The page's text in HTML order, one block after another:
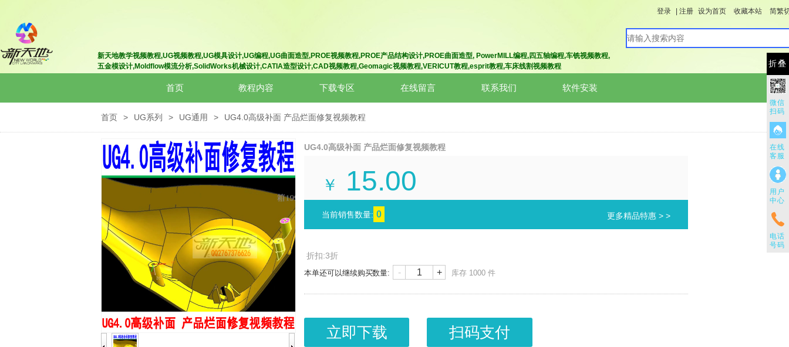
折叠
微信
扫码
在线
客服
用户
中心
电话
号码
新天地教学视频教程,UG视频教程,UG模具设计,UG编程,UG曲面造型,PROE视频教程,PROE产品结构设计,PROE曲面造型, PowerMILL编程,四五轴编程,车铣视频教程,
五金模设计,Moldflow模流分析,SolidWorks机械设计,CATIA造型设计,CAD视频教程,Geomagic视频教程,VERICUT教程,esprit教程,车床线割视频教程
登录 注册 设为首页 收藏本站 简繁
首页 教程内容 下载专区 在线留言 联系我们 软件安装
首页 > UG系列 > UG通用 > UG4.0高级补面 产品烂面修复视频教程
UG4.0高级补面 产品烂面修复视频教程
￥ 15.00
当前销售数量: 0 更多精品特惠 > >
折扣:3折
本单还可以继续购买数量: - + 库存 1000 件
立即下载 扫码支付